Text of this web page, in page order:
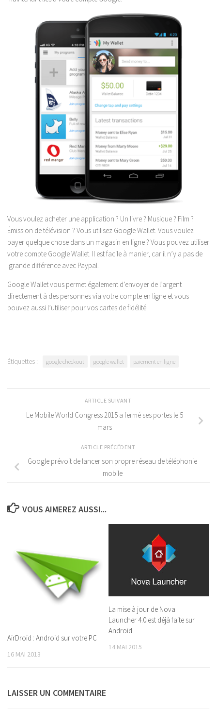
Vous voulez acheter une application ? Un livre ? Musique ? Film ?
Émission de télévision ? Vous utilisez Google Wallet. Vous voulez
payer quelque chose dans un magasin en ligne ? Vous pouvez utiliser
votre compte Google Wallet. Il est facile à manier, car il n’y a pas de
grande différence avec Paypal.
Google Wallet vous permet également d’envoyer de l’argent
directement à des personnes via votre compte en ligne et vous
pouvez aussi l’utiliser pour vos cartes de fidélité.
Étiquettes : google checkout google wallet paiement en ligne
ARTICLE SUIVANT
Le Mobile World Congress 2015 a fermé ses portes le 5
mars
ARTICLE PRÉCÉDENT
Google prévoit de lancer son propre réseau de téléphonie
mobile
VOUS AIMEREZ AUSSI...
AirDroid : Android sur votre PC
16 MAI 2013
La mise à jour de Nova
Launcher 4.0 est déjà faite sur
Android
14 MAI 2015
LAISSER UN COMMENTAIRE